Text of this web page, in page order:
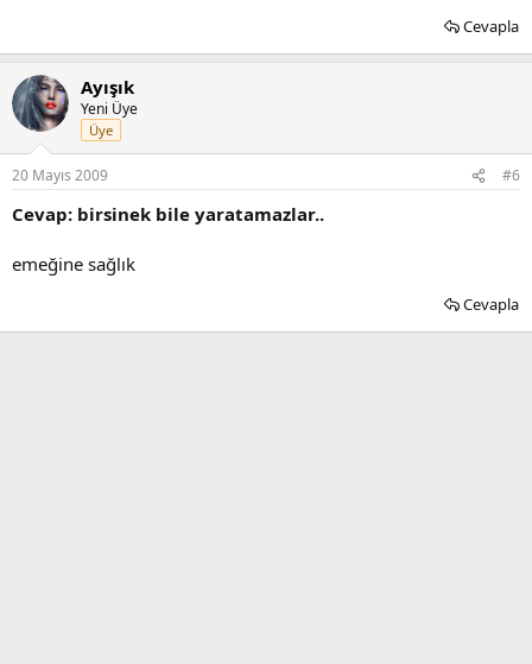
Cevapla
Ayışık
Yeni Üye
Üye
20 Mayıs 2009 #6
Cevap: birsinek bile yaratamazlar..
emeğine sağlık
Cevapla